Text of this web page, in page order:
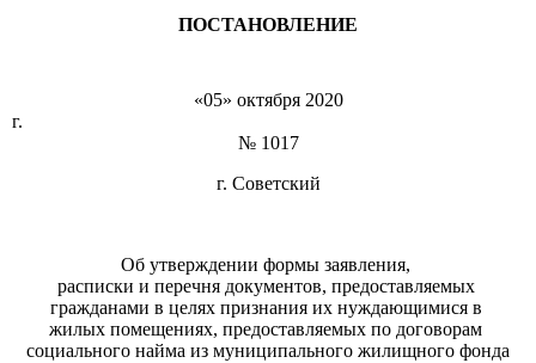
ПОСТАНОВЛЕНИЕ
«05» октября 2020
г.
№ 1017
г. Советский
Об утверждении формы заявления,
расписки и перечня документов, предоставляемых
гражданами в целях признания их нуждающимися в
жилых помещениях, предоставляемых по договорам
социального найма из муниципального жилищного фонда